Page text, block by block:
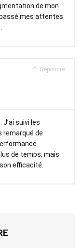
de mon
mes attentes
Répondre
suivi les
remarqué de
de temps, mais
efficacité.